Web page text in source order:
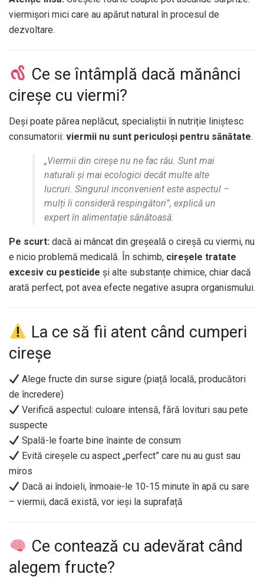
viermișori mici care au apărut natural în procesul de
dezvoltare.
Ce se întâmplă dacă mănânci
cireșe cu viermi?
Deși poate părea neplăcut, specialiștii în nutriție liniștesc
consumatorii: viermii nu sunt periculoși pentru sănătate.
„Viermii din cireșe nu ne fac rău. Sunt mai
naturali și mai ecologici decât multe alte
lucruri. Singurul inconvenient este aspectul –
mulți îi consideră respingători”, explică un
expert în alimentație sănătoasă.
Pe scurt: dacă ai mâncat din greșeală o cireșă cu viermi, nu
e nicio problemă medicală. În schimb, cireșele tratate
excesiv cu pesticide și alte substanțe chimice, chiar dacă
arată perfect, pot avea efecte negative asupra organismului.
La ce să fii atent când cumperi
cireșe
Alege fructe din surse sigure (piață locală, producători
de încredere)
Verifică aspectul: culoare intensă, fără lovituri sau pete
suspecte
Spală-le foarte bine înainte de consum
Evită cireșele cu aspect „perfect” care nu au gust sau
miros
Dacă ai îndoieli, înmoaie-le 10-15 minute în apă cu sare
– viermii, dacă există, vor ieși la suprafață
Ce contează cu adevărat când
alegem fructe?